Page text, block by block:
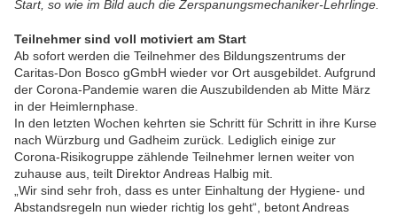
Start, so wie im Bild auch die Zerspanungsmechaniker-Lehrlinge.
Teilnehmer sind voll motiviert am Start
Ab sofort werden die Teilnehmer des Bildungszentrums der
Caritas-Don Bosco gGmbH wieder vor Ort ausgebildet. Aufgrund
der Corona-Pandemie waren die Auszubildenden ab Mitte März
in der Heimlernphase.
In den letzten Wochen kehrten sie Schritt für Schritt in ihre Kurse
nach Würzburg und Gadheim zurück. Lediglich einige zur
Corona-Risikogruppe zählende Teilnehmer lernen weiter von
zuhause aus, teilt Direktor Andreas Halbig mit.
„Wir sind sehr froh, dass es unter Einhaltung der Hygiene- und
Abstandsregeln nun wieder richtig los geht“, betont Andreas